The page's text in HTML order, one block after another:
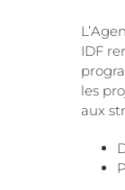
IDF
les
aux